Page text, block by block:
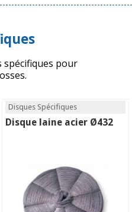
spécifiques pour
Disques Spécifiques
Disque laine acier Ø432